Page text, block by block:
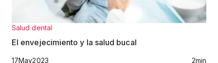
Salud dental
El envejecimiento y la salud bucal
17May2023 2min